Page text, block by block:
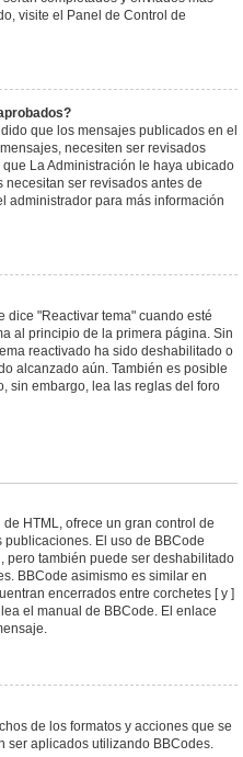
visite el Panel de Control de
que los mensajes publicados en el
necesiten ser revisados
La Administración le haya ubicado
ser revisados antes de
administrador para más información
dice "Reactivar tema" cuando esté
al principio de la primera página. Sin
reactivado ha sido deshabilitado o
alcanzado aún. También es posible
sin embargo, lea las reglas del foro
HTML, ofrece un gran control de
El uso de BBCode
pero también puede ser deshabilitado
BBCode asimismo es similar en
encerrados entre corchetes [ y ]
el manual de BBCode. El enlace
de los formatos y acciones que se
ser aplicados utilizando BBCodes.